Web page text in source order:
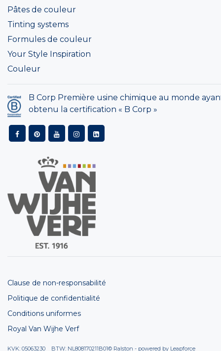
Pâtes de couleur
Tinting systems
Formules de couleur
Your Style Inspiration
Couleur
B Corp Première usine chimique au monde
obtenu la certification « B Corp »
Clause de non-responsabilité
Politique de confidentialité
Conditions uniformes
Royal Van Wijhe Verf
KVK: 05063230 BTW: NL808170211B01© Ralston - powered by Leapforce